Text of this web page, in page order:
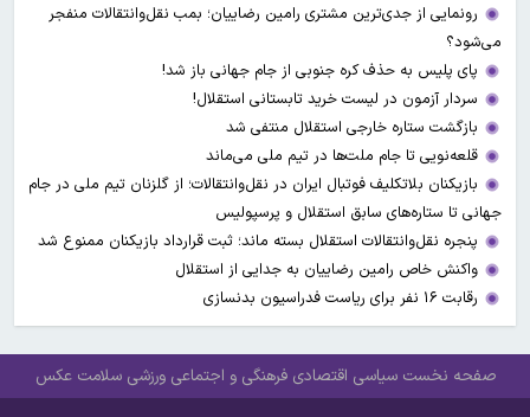
رونمایی از جدی‌ترین مشتری رامین رضاییان؛ بمب نقل‌وانتقالات منفجر
می‌شود؟
پای پلیس به حذف کره جنوبی از جام جهانی باز شد!
سردار آزمون در لیست خرید تابستانی استقلال!
بازگشت ستاره خارجی استقلال منتفی شد
قلعه‌نویی تا جام ملت‌ها در تیم ملی می‌ماند
بازیکنان بلاتکلیف فوتبال ایران در نقل‌وانتقالات؛ از گلزنان تیم ملی در جام
جهانی تا ستاره‌های سابق استقلال و پرسپولیس
پنجره نقل‌وانتقالات استقلال بسته ماند؛ ثبت قرارداد بازیکنان ممنوع شد
واکنش خاص رامین رضاییان به جدایی از استقلال
رقابت ۱۶ نفر برای ریاست فدراسیون بدنسازی
صفحه نخست سیاسی اقتصادی فرهنگی و اجتماعی ورزشی سلامت عکس